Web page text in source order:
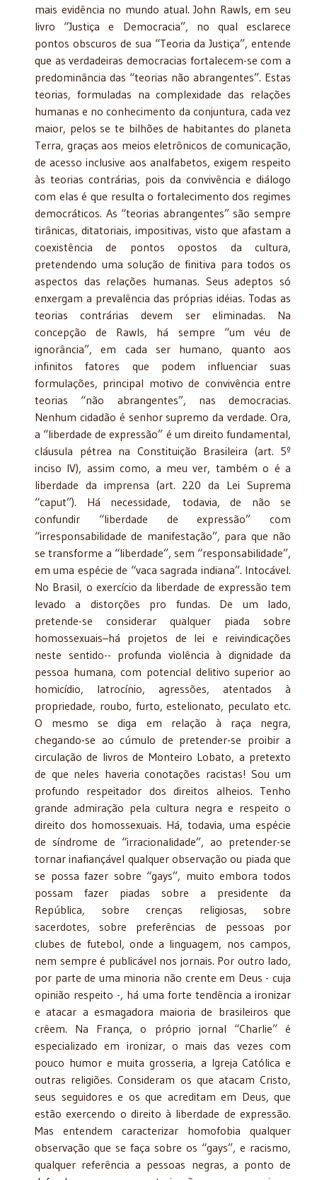
mais evidência no mundo atual. John Rawls, em seu
livro “Justiça e Democracia”, no qual esclarece
pontos obscuros de sua “Teoria da Justiça”, entende
que as verdadeiras democracias fortalecem-se com a
predominância das “teorias não abrangentes”. Estas
teorias, formuladas na complexidade das relações
humanas e no conhecimento da conjuntura, cada vez
maior, pelos se te bilhões de habitantes do planeta
Terra, graças aos meios eletrônicos de comunicação,
de acesso inclusive aos analfabetos, exigem respeito
às teorias contrárias, pois da convivência e diálogo
com elas é que resulta o fortalecimento dos regimes
democráticos. As “teorias abrangentes” são sempre
tirânicas, ditatoriais, impositivas, visto que afastam a
coexistência de pontos opostos da cultura,
pretendendo uma solução de finitiva para todos os
aspectos das relações humanas. Seus adeptos só
enxergam a prevalência das próprias idéias. Todas as
teorias contrárias devem ser eliminadas. Na
concepção de Rawls, há sempre “um véu de
ignorância”, em cada ser humano, quanto aos
infinitos fatores que podem influenciar suas
formulações, principal motivo de convivência entre
teorias “não abrangentes”, nas democracias.
Nenhum cidadão é senhor supremo da verdade. Ora,
a “liberdade de expressão” é um direito fundamental,
cláusula pétrea na Constituição Brasileira (art. 5º
inciso IV), assim como, a meu ver, também o é a
liberdade da imprensa (art. 220 da Lei Suprema
“caput”). Há necessidade, todavia, de não se
confundir “liberdade de expressão” com
“irresponsabilidade de manifestação”, para que não
se transforme a “liberdade”, sem “responsabilidade”,
em uma espécie de “vaca sagrada indiana”. Intocável.
No Brasil, o exercício da liberdade de expressão tem
levado a distorções pro fundas. De um lado,
pretende-se considerar qualquer piada sobre
homossexuais–há projetos de lei e reivindicações
neste sentido-- profunda violência à dignidade da
pessoa humana, com potencial delitivo superior ao
homicídio, latrocínio, agressões, atentados à
propriedade, roubo, furto, estelionato, peculato etc.
O mesmo se diga em relação à raça negra,
chegando-se ao cúmulo de pretender-se proibir a
circulação de livros de Monteiro Lobato, a pretexto
de que neles haveria conotações racistas! Sou um
profundo respeitador dos direitos alheios. Tenho
grande admiração pela cultura negra e respeito o
direito dos homossexuais. Há, todavia, uma espécie
de síndrome de “irracionalidade”, ao pretender-se
tornar inafiançável qualquer observação ou piada que
se possa fazer sobre “gays”, muito embora todos
possam fazer piadas sobre a presidente da
República, sobre crenças religiosas, sobre
sacerdotes, sobre preferências de pessoas por
clubes de futebol, onde a linguagem, nos campos,
nem sempre é publicável nos jornais. Por outro lado,
por parte de uma minoria não crente em Deus - cuja
opinião respeito -, há uma forte tendência a ironizar
e atacar a esmagadora maioria de brasileiros que
crêem. Na França, o próprio jornal “Charlie” é
especializado em ironizar, o mais das vezes com
pouco humor e muita grosseria, a Igreja Católica e
outras religiões. Consideram os que atacam Cristo,
seus seguidores e os que acreditam em Deus, que
estão exercendo o direito à liberdade de expressão.
Mas entendem caracterizar homofobia qualquer
observação que se faça sobre os “gays”, e racismo,
qualquer referência a pessoas negras, a ponto de